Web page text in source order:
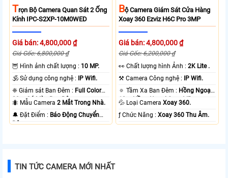
TRọn Bộ Camera Quan Sát 2 Ống
Kính IPC-S2XP-10M0WED
Giá bán: 4,800,000 ₫
Giá Gốc: 6,800,000 ₫
🦉 Hình ảnh chất lượng : 10 MP.
🕉️ Sử dụng công nghệ :
IP Wifi.
❈ Giám sát Ban Đêm : Full Color
20m Có Màu Ban Ðêm.
🐜 Mẫu Camera2 Mắt Trong Nhà.
️🔔 Đặt Điểm : Báo Động Chuyển
Động.
BỘ Camera Giám Sát Cửa Hàng
Xoay 360 Ezviz H6C Pro 3MP
Giá bán: 4,800,000 ₫
Giá Gốc: 6,200,000 ₫
️👀 Chất lượng hình Ảnh :2K Lite .
⚒ Camera Công nghệ :
IP Wifi.
🔅 Tầm Xa Ban Đêm : Hồng Ngoại
10m Hồng Ngoại Smart IR.
💦 Loại CameraXoay 360.
️ƒ Chức Năng :Xoay 360 Thu Âm.
TIN TỨC CAMERA MỚI NHẤT